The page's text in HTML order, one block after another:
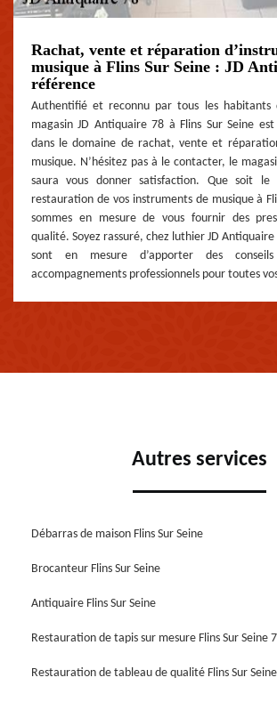
Rachat, vente et réparation
musique à Flins Sur Seine : JD
référence
Authentifié et reconnu par tous les habitants
magasin JD Antiquaire 78 à Flins Sur Seine
dans le domaine de rachat, vente et
musique. N’hésitez pas à le contacter, le
saura vous donner satisfaction. Que soit
restauration de vos instruments de musique à
sommes en mesure de vous fournir des
qualité. Soyez rassuré, chez luthier JD Antiquaire
sont en mesure d’apporter des
accompagnements professionnels pour toutes
Autres services
Débarras de maison Flins Sur Seine
Brocanteur Flins Sur Seine
Antiquaire Flins Sur Seine
Restauration de tapis sur mesure Flins Sur Seine
Restauration de tableau de qualité Flins Sur